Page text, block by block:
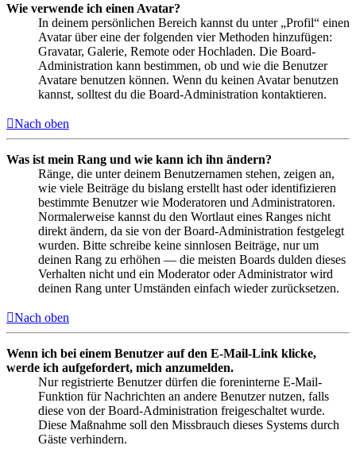
Wie verwende ich einen Avatar?
In deinem persönlichen Bereich kannst du unter „Profil“ einen
Avatar über eine der folgenden vier Methoden hinzufügen:
Gravatar, Galerie, Remote oder Hochladen. Die Board-
Administration kann bestimmen, ob und wie die Benutzer
Avatare benutzen können. Wenn du keinen Avatar benutzen
kannst, solltest du die Board-Administration kontaktieren.
Nach oben
Was ist mein Rang und wie kann ich ihn ändern?
Ränge, die unter deinem Benutzernamen stehen, zeigen an,
wie viele Beiträge du bislang erstellt hast oder identifizieren
bestimmte Benutzer wie Moderatoren und Administratoren.
Normalerweise kannst du den Wortlaut eines Ranges nicht
direkt ändern, da sie von der Board-Administration festgelegt
wurden. Bitte schreibe keine sinnlosen Beiträge, nur um
deinen Rang zu erhöhen — die meisten Boards dulden dieses
Verhalten nicht und ein Moderator oder Administrator wird
deinen Rang unter Umständen einfach wieder zurücksetzen.
Nach oben
Wenn ich bei einem Benutzer auf den E-Mail-Link klicke,
werde ich aufgefordert, mich anzumelden.
Nur registrierte Benutzer dürfen die foreninterne E-Mail-
Funktion für Nachrichten an andere Benutzer nutzen, falls
diese von der Board-Administration freigeschaltet wurde.
Diese Maßnahme soll den Missbrauch dieses Systems durch
Gäste verhindern.